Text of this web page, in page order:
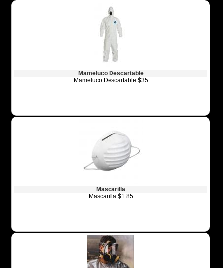
Mameluco Descartable
Mameluco Descartable $35
Mascarilla
Mascarilla $1.85